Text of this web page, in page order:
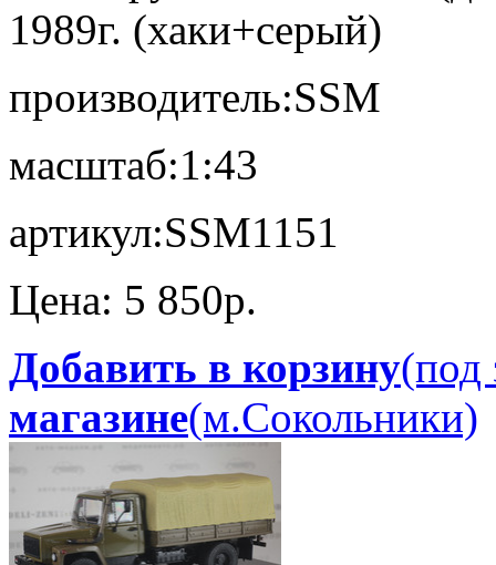
1989г. (хаки+серый)
производитель:SSM
масштаб:1:43
артикул:SSM1151
Цена: 5 850p.
Добавить в корзину(под
магазине(м.Сокольники)